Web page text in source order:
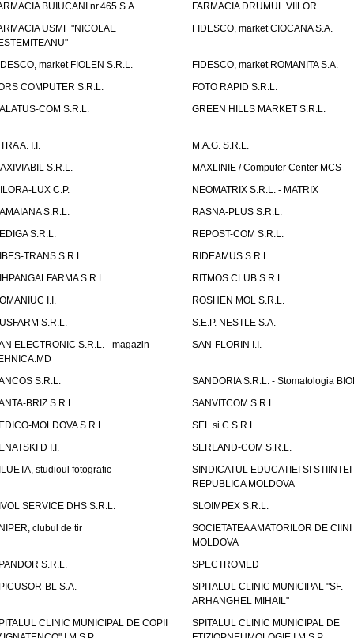
BUIUCANI nr.465 S.A.
FARMACIA DRUMUL VIILOR
USMF "NICOLAE
FIDESCO, market CIOCANA S.A.
market FIOLEN S.R.L.
FIDESCO, market ROMANITA S.A.
COMPUTER S.R.L.
FOTO RAPID S.R.L.
COM S.R.L.
GREEN HILLS MARKET S.R.L.
A. I.I.
M.A.G. S.R.L.
S.R.L.
MAXLINIE / Computer Center MCS
LUX C.P.
NEOMATRIX S.R.L. - MATRIX
S.R.L.
RASNA-PLUS S.R.L.
S.R.L.
REPOST-COM S.R.L.
TRANS S.R.L.
RIDEAMUS S.R.L.
S.R.L.
RITMOS CLUB S.R.L.
I.I.
ROSHEN MOL S.R.L.
S.R.L.
S.E.P. NESTLE S.A.
ELECTRONIC S.R.L. - magazin
SAN-FLORIN I.I.
S.R.L.
SANDORIA S.R.L. - Stomatologia
BRIZ S.R.L.
SANVITCOM S.R.L.
MOLDOVA S.R.L.
SEL si C S.R.L.
D I.I.
SERLAND-COM S.R.L.
studioul fotografic
SINDICATUL EDUCATIEI SI STIINTEI
REPUBLICA MOLDOVA
SERVICE DHS S.R.L.
SLOIMPEX S.R.L.
clubul de tir
SOCIETATEA AMATORILOR DE CIINI
MOLDOVA
S.R.L.
SPECTROMED
BL S.A.
SPITALUL CLINIC MUNICIPAL "SF.
ARHANGHEL MIHAIL"
CLINIC MUNICIPAL DE COPII
SPITALUL CLINIC MUNICIPAL DE